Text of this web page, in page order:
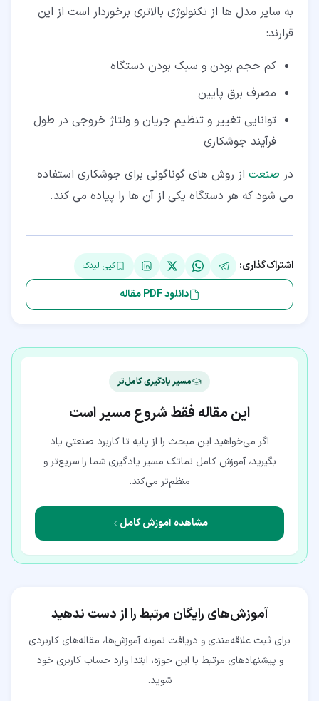
به سایر مدل ها از تکنولوژی بالاتری برخوردار است از این
قرارند:
کم حجم بودن و سبک بودن دستگاه
مصرف برق پایین
توانایی تغییر و تنظیم جریان و ولتاژ خروجی در طول
فرآیند جوشکاری
در صنعت از روش های گوناگونی برای جوشکاری استفاده
می شود که هر دستگاه یکی از آن ها را پیاده می کند.
اشتراک‌گذاری: کپی لینک
دانلود PDF مقاله
مسیر یادگیری کامل‌تر
این مقاله فقط شروع مسیر است
اگر می‌خواهید این مبحث را از پایه تا کاربرد صنعتی یاد
بگیرید، آموزش کامل نماتک مسیر یادگیری شما را سریع‌تر و
منظم‌تر می‌کند.
مشاهده آموزش کامل
آموزش‌های رایگان مرتبط را از دست ندهید
برای ثبت علاقه‌مندی و دریافت نمونه آموزش‌ها، مقاله‌های کاربردی
و پیشنهادهای مرتبط با این حوزه، ابتدا وارد حساب کاربری خود
شوید.